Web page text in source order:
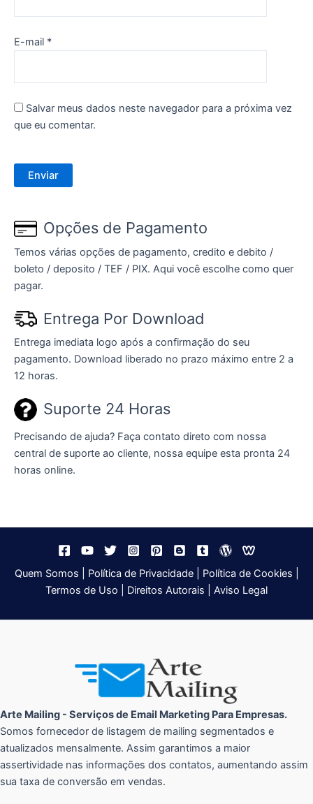
E-mail *
Salvar meus dados neste navegador para a próxima vez
que eu comentar.
Opções de Pagamento
Temos várias opções de pagamento, credito e debito /
boleto / deposito / TEF / PIX. Aqui você escolhe como quer
pagar.
Entrega Por Download
Entrega imediata logo após a confirmação do seu
pagamento. Download liberado no prazo máximo entre 2 a
12 horas.
Suporte 24 Horas
Precisando de ajuda? Faça contato direto com nossa
central de suporte ao cliente, nossa equipe esta pronta 24
horas online.
Quem Somos Política de Privacidade| Política de Cookies
Termos de Uso
Direitos Autorais Aviso Legal
Arte Mailing - Serviços de Email Marketing Para Empresas.
Somos fornecedor de listagem de mailing segmentados e
atualizados mensalmente. Assim garantimos a maior
assertividade nas informações dos contatos, aumentando assim
sua taxa de conversão em vendas.